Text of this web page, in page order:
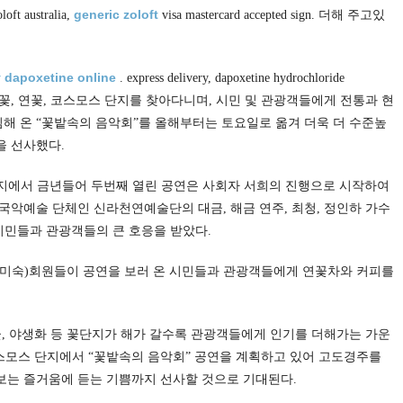
australia, generic zoloft visa mastercard accepted sign. 더해 주고있
dapoxetine online . express delivery, dapoxetine hydrochloride
, 연꽃, 코스모스 단지를 찾아다니며, 시민 및 관광객들에게 전통과 현
온 “꽃밭속의 음악회”를 올해부터는 토요일로 옮겨 더욱 더 수준높
선사했다.
에서 금년들어 두번째 열린 공연은 사회자 서희의 진행으로 시작하여
악예술 단체인 신라천연예술단의 대금, 해금 연주, 최청, 정인하 가수
들과 관광객들의 큰 호응을 받았다.
숙)회원들이 공연을 보러 온 시민들과 관광객들에게 연꽃차와 커피를
야생화 등 꽃단지가 해가 갈수록 관광객들에게 인기를 더해가는 가운
스 단지에서 “꽃밭속의 음악회” 공연을 계획하고 있어 고도경주를
즐거움에 듣는 기쁨까지 선사할 것으로 기대된다.